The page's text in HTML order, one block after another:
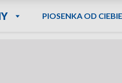
PIOSENKA OD CIEBIE